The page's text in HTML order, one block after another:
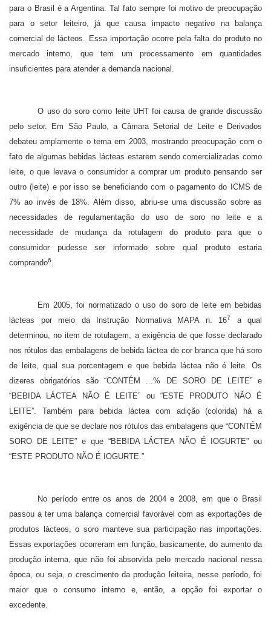
para o Brasil é a Argentina. Tal fato sempre foi motivo de preocupação
para o setor leiteiro, já que causa impacto negativo na balança
comercial de lácteos. Essa importação ocorre pela falta do produto no
mercado interno, que tem um processamento em quantidades
insuficientes para atender a demanda nacional.
O uso do soro como leite UHT foi causa de grande discussão
pelo setor. Em São Paulo, a Câmara Setorial de Leite e Derivados
debateu amplamente o tema em 2003, mostrando preocupação com o
fato de algumas bebidas lácteas estarem sendo comercializadas como
leite, o que levava o consumidor a comprar um produto pensando ser
outro (leite) e por isso se beneficiando com o pagamento do ICMS de
7% ao invés de 18%. Além disso, abriu-se uma discussão sobre as
necessidades de regulamentação do uso de soro no leite e a
necessidade de mudança da rotulagem do produto para que o
consumidor pudesse ser informado sobre qual produto estaria
comprando6
Em 2005, foi normatizado o uso do soro de leite em bebidas
lácteas por meio da Instrução Normativa MAPA n. 167
a qual
determinou, no item de rotulagem, a exigência de que fosse declarado
nos rótulos das embalagens de bebida láctea de cor branca que há soro
de leite, qual sua porcentagem e que bebida láctea não é leite. Os
dizeres obrigatórios são “CONTÉM ...% DE SORO DE LEITE” e
“BEBIDA LÁCTEA NÃO É LEITE” ou “ESTE PRODUTO NÃO É
LEITE”. Também para bebida láctea com adição (colorida) há a
exigência de que se declare nos rótulos das embalagens que “CONTÉM
SORO DE LEITE” e que “BEBIDA LÁCTEA NÃO É IOGURTE” ou
“ESTE PRODUTO NÃO É IOGURTE.”
No período entre os anos de 2004 e 2008, em que o Brasil
passou a ter uma balança comercial favorável com as exportações de
produtos lácteos, o soro manteve sua participação nas importações.
Essas exportações ocorreram em função, basicamente, do aumento da
produção interna, que não foi absorvida pelo mercado nacional nessa
época, ou seja, o crescimento da produção leiteira, nesse período, foi
maior que o consumo interno e, então, a opção foi exportar o
excedente.